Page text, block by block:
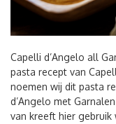
Capelli d’Angelo all
pasta recept van
noemen wij dit pasta
d’Angelo met
van kreeft hier gebruik